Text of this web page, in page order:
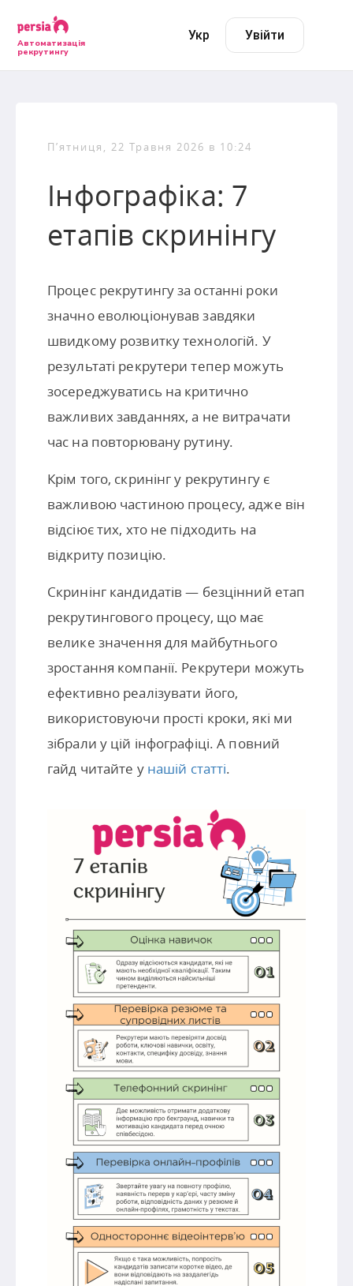
Автоматизація
рекрутингу
Укр Увійти
П’ятниця, 22 Травня 2026 в 10:24
Інфографіка: 7
етапів скринінгу
Процес рекрутингу за останні роки
значно еволюціонував завдяки
швидкому розвитку технологій. У
результаті рекрутери тепер можуть
зосереджуватись на критично
важливих завданнях, а не витрачати
час на повторювану рутину.
Крім того, скринінг у рекрутингу є
важливою частиною процесу, адже він
відсіює тих, хто не підходить на
відкриту позицію.
Скринінг кандидатів — безцінний етап
рекрутингового процесу, що має
велике значення для майбутнього
зростання компанії. Рекрутери можуть
ефективно реалізувати його,
використовуючи прості кроки, які ми
зібрали у цій інфографіці. А повний
гайд читайте у нашій статті.